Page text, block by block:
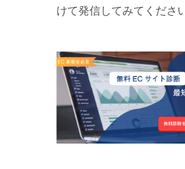
けて発信してみてくださ